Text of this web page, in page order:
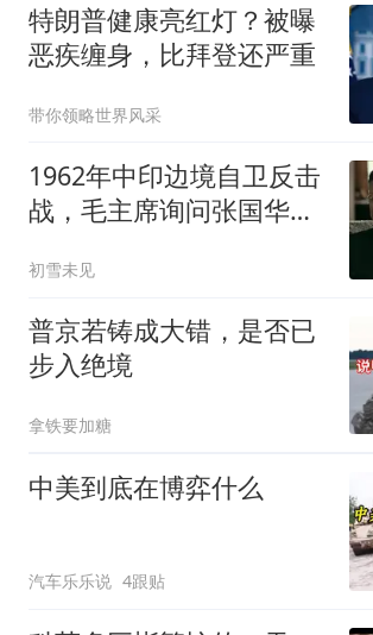
特朗普健康亮红灯？被曝
恶疾缠身，比拜登还严重
带你领略世界风采
1962年中印边境自卫反击
战，毛主席询问张国华能
初雪未见
普京若铸成大错，是否已
步入绝境
拿铁要加糖
中美到底在博弈什么
汽车乐乐说 4跟贴